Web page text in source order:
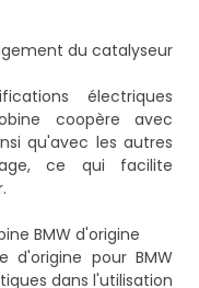
du catalyseur
électriques
coopère avec
qu'avec les autres
ce qui facilite
BMW d'origine
d'origine pour BMW
dans l'utilisation